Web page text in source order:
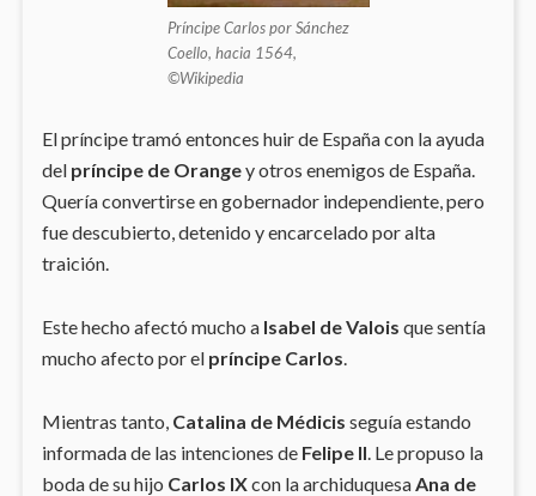
Príncipe Carlos por Sánchez
Coello, hacia 1564,
©Wikipedia
El príncipe tramó entonces huir de España con la ayuda
del príncipe de Orangey otros enemigos de España.
Quería convertirse en gobernador independiente, pero
fue descubierto, detenido y encarcelado por alta
traición.
Este hecho afectó mucho a Isabel de Valois que sentía
mucho afecto por el príncipe Carlos.
Mientras tanto, Catalina de Médicis seguía estando
informada de las intenciones de Felipe II . Le propuso la
boda de su hijo Carlos IXcon la archiduquesa Ana de